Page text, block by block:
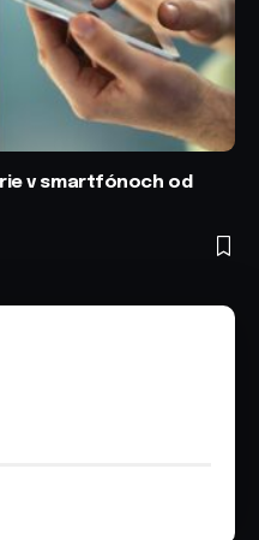
v smartfónoch od